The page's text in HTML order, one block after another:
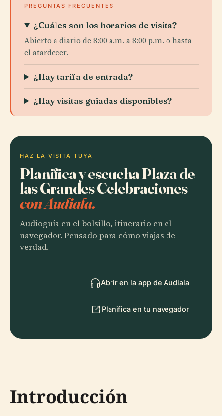
PREGUNTAS FRECUENTES
¿Cuáles son los horarios de visita?
Abierto a diario de 8:00 a.m. a 8:00 p.m. o hasta
el atardecer.
¿Hay tarifa de entrada?
¿Hay visitas guiadas disponibles?
HAZ LA VISITA TUYA
Planifica y escucha Plaza de
las Grandes Celebraciones
con Audiala.
Audioguía en el bolsillo, itinerario en el
navegador. Pensado para cómo viajas de
verdad.
Abrir en la app de Audiala
Planifica en tu navegador
Introducción